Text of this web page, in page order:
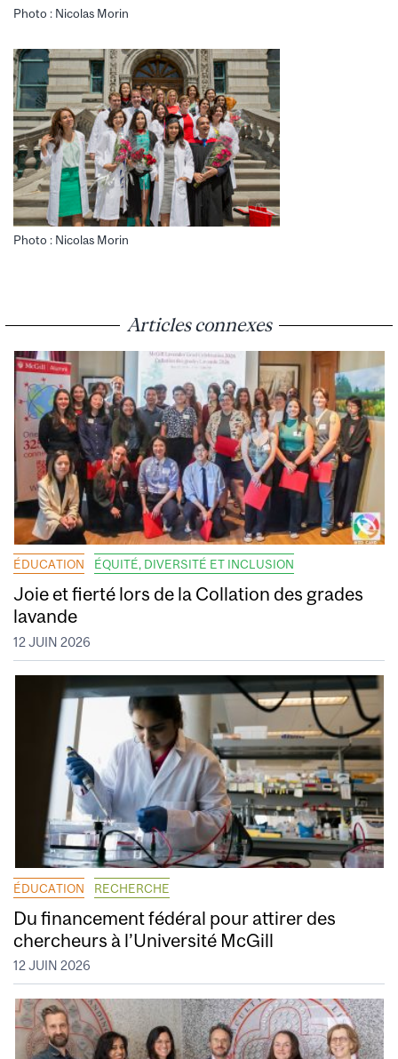
Photo : Nicolas Morin
Photo : Nicolas Morin
Articles connexes
ÉDUCATION ÉQUITÉ, DIVERSITÉ ET INCLUSION
Joie et fierté lors de la Collation des grades
lavande
12 JUIN 2026
ÉDUCATION RECHERCHE
Du financement fédéral pour attirer des
chercheurs à l’Université McGill
12 JUIN 2026